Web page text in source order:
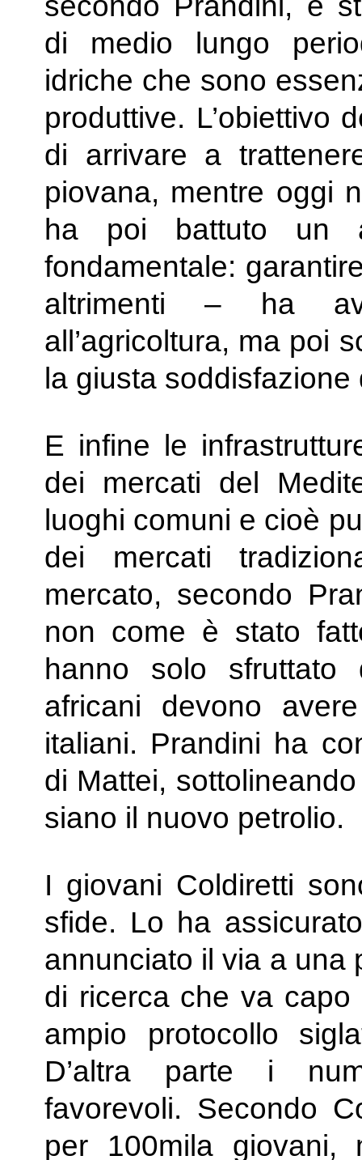
di medio lungo
idriche che sono
produttive. L’obiettivo
di arrivare a
piovana, mentre oggi
ha poi battuto un
fondamentale:
altrimenti – ha
all’agricoltura, ma poi
la giusta
E infine le
dei mercati del
luoghi comuni e cioè
dei mercati
mercato, secondo
non come è stato
hanno solo sfruttato
africani devono
italiani. Prandini ha
di Mattei,
siano il nuovo petrolio.
I giovani Coldiretti
sfide. Lo ha
annunciato il via a una
di ricerca che va
ampio protocollo
D’altra parte i
favorevoli. Secondo
per 100mila giovani,